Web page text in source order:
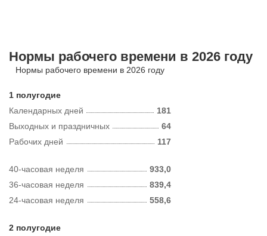
Нормы рабочего времени в 2026 году
Нормы рабочего времени в 2026 году
1 полугодие
Календарных дней
181
Рабочих дней 117
Выходных и праздничных 64
40-часовая неделя
933,0
36-часовая неделя
839,4
24-часовая неделя
558,6
2 полугодие